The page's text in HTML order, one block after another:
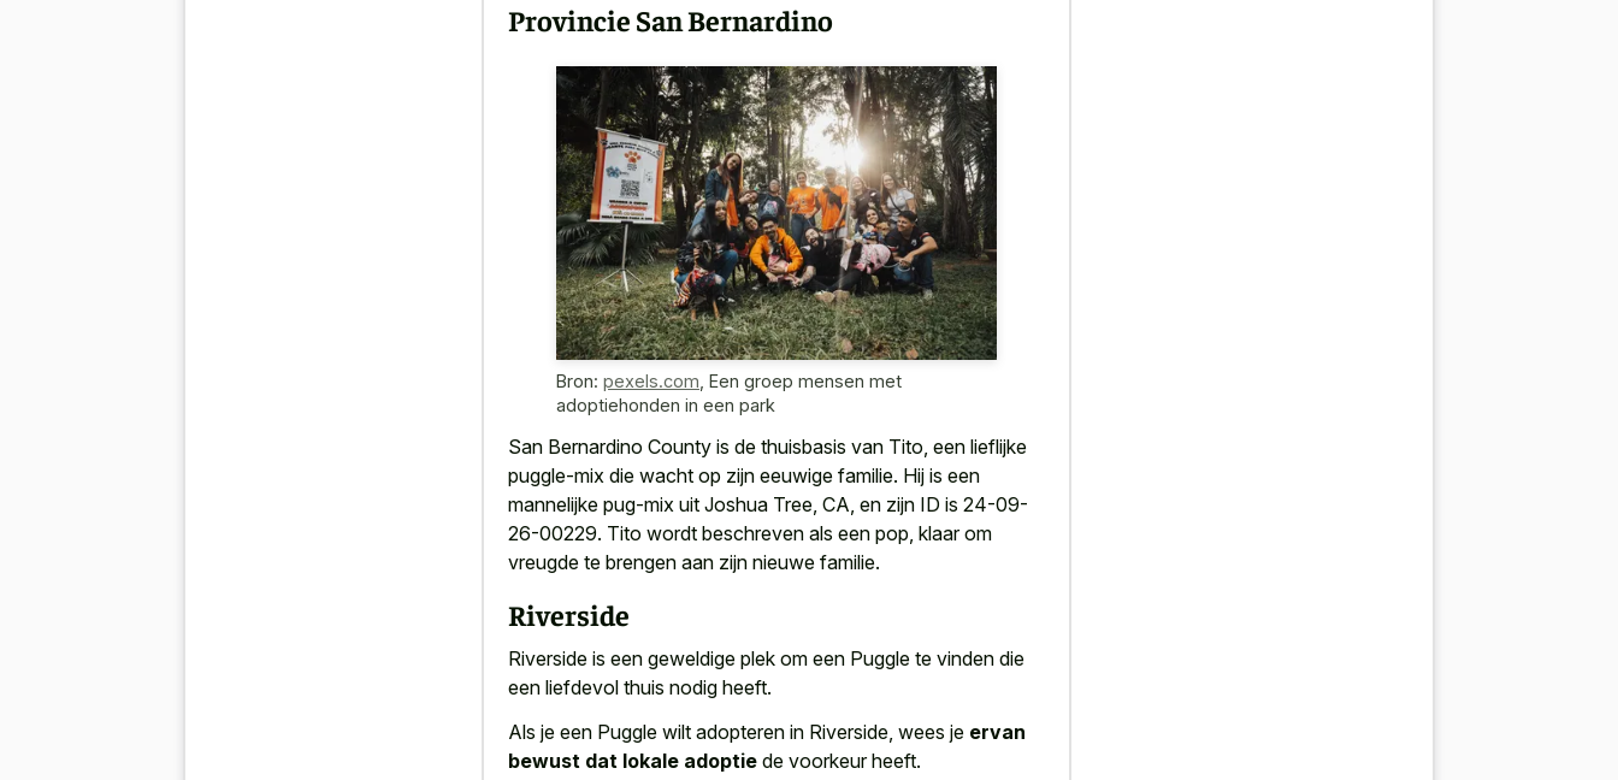
Provincie San Bernardino
Bron: pexels.com Een groep mensen met
adoptiehonden in een park
San Bernardino County is de thuisbasis van Tito, een lieflijke
puggle-mix die wacht op zijn eeuwige familie. Hij is een
mannelijke pug-mix uit Joshua Tree, CA, en zijn ID is 24-09-
26-00229. Tito wordt beschreven als een pop, klaar om
vreugde te brengen aan zijn nieuwe familie.
Riverside
Riverside is een geweldige plek om een Puggle te vinden die
een liefdevol thuis nodig heeft.
Als je een Puggle wilt adopteren in Riverside, wees je ervan
bewust dat lokale adoptie de voorkeur heeft.